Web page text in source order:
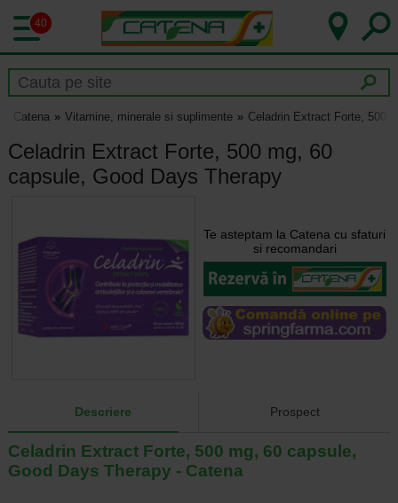
40
Catena Vitamine, minerale si suplimente Celadrin Extract Forte, 500
Celadrin Extract Forte, 500 mg, 60
capsule, Good Days Therapy
Te asteptam la Catena cu sfaturi
si recomandari
Descriere Prospect
Celadrin Extract Forte, 500 mg, 60 capsule,
Good Days Therapy - Catena